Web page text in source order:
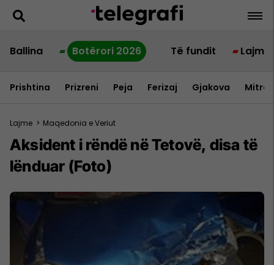
Ballina Botërori 2026 Të fundit Lajme
Prishtina Prizreni Peja Ferizaj Gjakova
Lajme > Maqedonia e Veriut
Aksident i rëndë në Tetovë, disa të
lënduar (Foto)